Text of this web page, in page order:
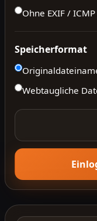
Ohne EXIF / ICMP
Speicherformat
Webtaugliche